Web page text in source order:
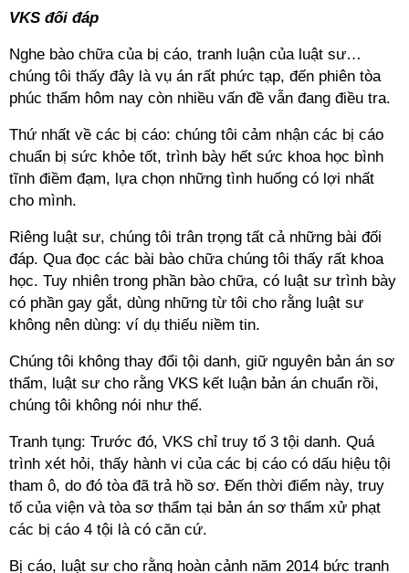
VKS đối đáp
Nghe bào chữa của bị cáo, tranh luận của luật sư…
chúng tôi thấy đây là vụ án rất phức tạp, đến phiên tòa
phúc thẩm hôm nay còn nhiều vấn đề vẫn đang điều tra.
Thứ nhất về các bị cáo: chúng tôi cảm nhận các bị cáo
chuẩn bị sức khỏe tốt, trình bày hết sức khoa học bình
tĩnh điềm đạm, lựa chọn những tình huống có lợi nhất
cho mình.
Riêng luật sư, chúng tôi trân trọng tất cả những bài đối
đáp. Qua đọc các bài bào chữa chúng tôi thấy rất khoa
học. Tuy nhiên trong phần bào chữa, có luật sư trình bày
có phần gay gắt, dùng những từ tôi cho rằng luật sư
không nên dùng: ví dụ thiếu niềm tin.
Chúng tôi không thay đổi tội danh, giữ nguyên bản án sơ
thẩm, luật sư cho rằng VKS kết luận bản án chuẩn rồi,
chúng tôi không nói như thế.
Tranh tụng: Trước đó, VKS chỉ truy tố 3 tội danh. Quá
trình xét hỏi, thấy hành vi của các bị cáo có dấu hiệu tội
tham ô, do đó tòa đã trả hồ sơ. Đến thời điểm này, truy
tố của viện và tòa sơ thẩm tại bản án sơ thẩm xử phạt
các bị cáo 4 tội là có căn cứ.
Bị cáo, luật sư cho rằng hoàn cảnh năm 2014 bức tranh